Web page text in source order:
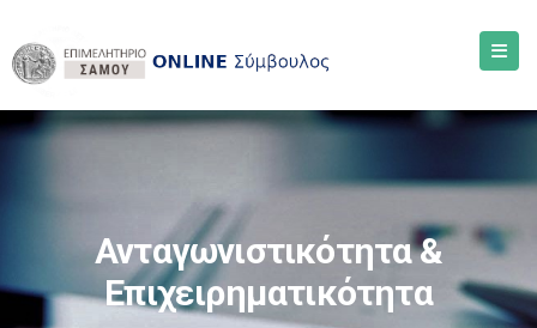
Ανταγωνιστικότητα &
Επιχειρηματικότητα